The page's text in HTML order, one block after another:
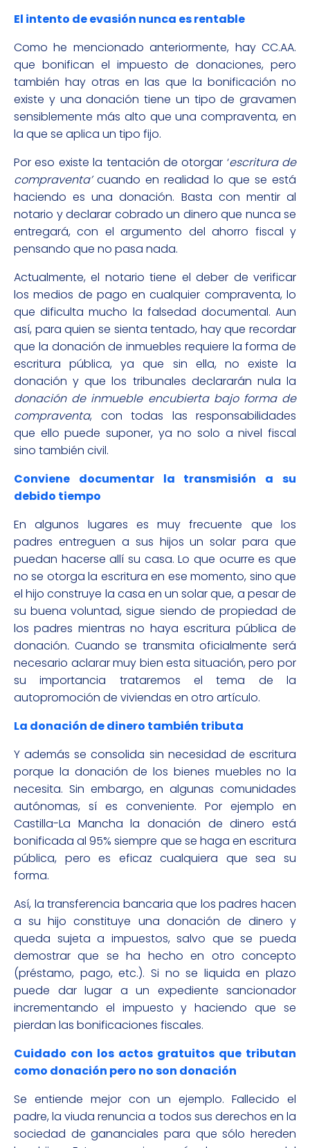
El intento de evasión nunca es rentable
Como he mencionado anteriormente, hay CC.AA.
que bonifican el impuesto de donaciones, pero
también hay otras en las que la bonificación no
existe y una donación tiene un tipo de gravamen
sensiblemente más alto que una compraventa, en
la que se aplica un tipo fijo.
Por eso existe la tentación de otorgar ‘escritura de
compraventa’cuando en realidad lo que se está
haciendo es una donación. Basta con mentir al
notario y declarar cobrado un dinero que nunca se
entregará, con el argumento del ahorro fiscal y
pensando que no pasa nada.
Actualmente, el notario tiene el deber de verificar
los medios de pago en cualquier compraventa, lo
que dificulta mucho la falsedad documental. Aun
así, para quien se sienta tentado, hay que recordar
que la donación de inmuebles requiere la forma de
escritura pública, ya que sin ella, no existe la
donación y que los tribunales declararán nula la
donación de inmueble encubierta bajo forma de
compraventa, con todas las responsabilidades
que ello puede suponer, ya no solo a nivel fiscal
sino también civil.
Conviene documentar la transmisión a su
debido tiempo
En algunos lugares es muy frecuente que los
padres entreguen a sus hijos un solar para que
puedan hacerse allí su casa. Lo que ocurre es que
no se otorga la escritura en ese momento, sino que
el hijo construye la casa en un solar que, a pesar de
su buena voluntad, sigue siendo de propiedad de
los padres mientras no haya escritura pública de
donación. Cuando se transmita oficialmente será
necesario aclarar muy bien esta situación, pero por
su importancia trataremos el tema de la
autopromoción de viviendas en otro artículo.
La donación de dinero también tributa
Y además se consolida sin necesidad de escritura
porque la donación de los bienes muebles no la
necesita. Sin embargo, en algunas comunidades
autónomas, sí es conveniente. Por ejemplo en
Castilla-La Mancha la donación de dinero está
bonificada al 95% siempre que se haga en escritura
pública, pero es eficaz cualquiera que sea su
forma.
Así, la transferencia bancaria que los padres hacen
a su hijo constituye una donación de dinero y
queda sujeta a impuestos, salvo que se pueda
demostrar que se ha hecho en otro concepto
(préstamo, pago, etc.). Si no se liquida en plazo
puede dar lugar a un expediente sancionador
incrementando el impuesto y haciendo que se
pierdan las bonificaciones fiscales.
Cuidado con los actos gratuitos que tributan
como donación pero no son donación
Se entiende mejor con un ejemplo. Fallecido el
padre, la viuda renuncia a todos sus derechos en la
sociedad de gananciales para que sólo hereden